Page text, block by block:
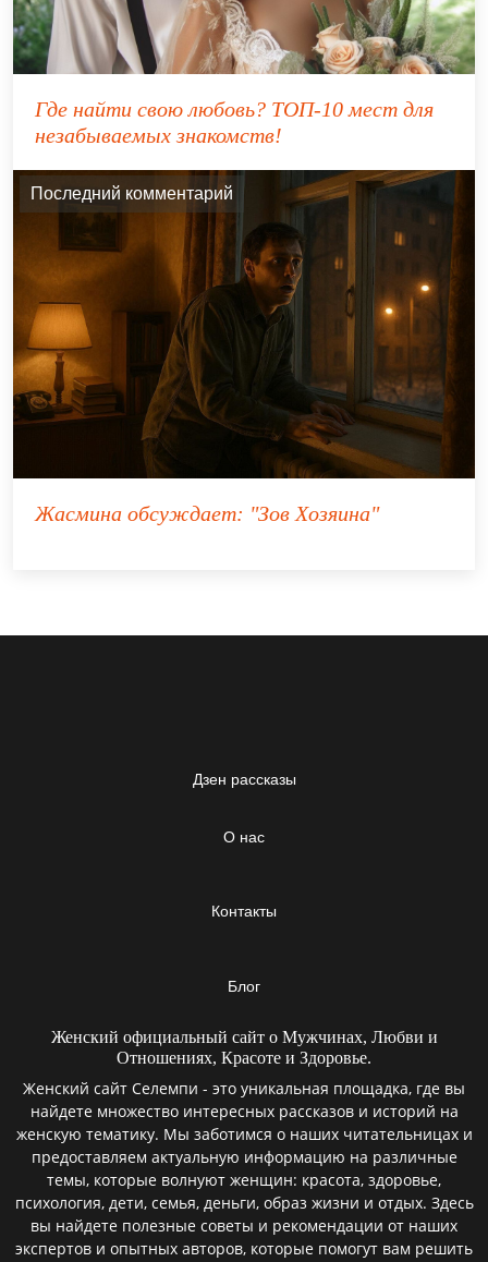
Где найти свою любовь? ТОП-10 мест для
незабываемых знакомств!
Последний комментарий
Жасмина обсуждает: "Зов Хозяина"
Дзен рассказы
О нас
Контакты
Блог
Женский официальный сайт о Мужчинах, Любви и
Отношениях, Красоте и Здоровье.
Женский сайт Селемпи - это уникальная площадка, где вы
найдете множество интересных рассказов и историй на
женскую тематику. Мы заботимся о наших читательницах и
предоставляем актуальную информацию на различные
темы, которые волнуют женщин: красота, здоровье,
психология, дети, семья, деньги, образ жизни и отдых. Здесь
вы найдете полезные советы и рекомендации от наших
экспертов и опытных авторов, которые помогут вам решить